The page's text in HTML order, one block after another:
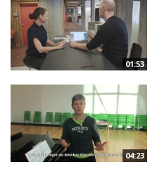
01:53
04:23